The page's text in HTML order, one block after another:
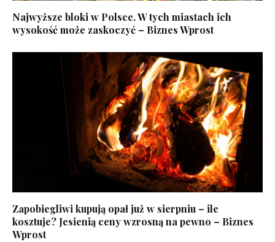
Najwyższe bloki w Polsce. W tych miastach ich
wysokość może zaskoczyć – Biznes Wprost
Zapobiegliwi kupują opał już w sierpniu – ile
kosztuje? Jesienią ceny wzrosną na pewno – Biznes
Wprost